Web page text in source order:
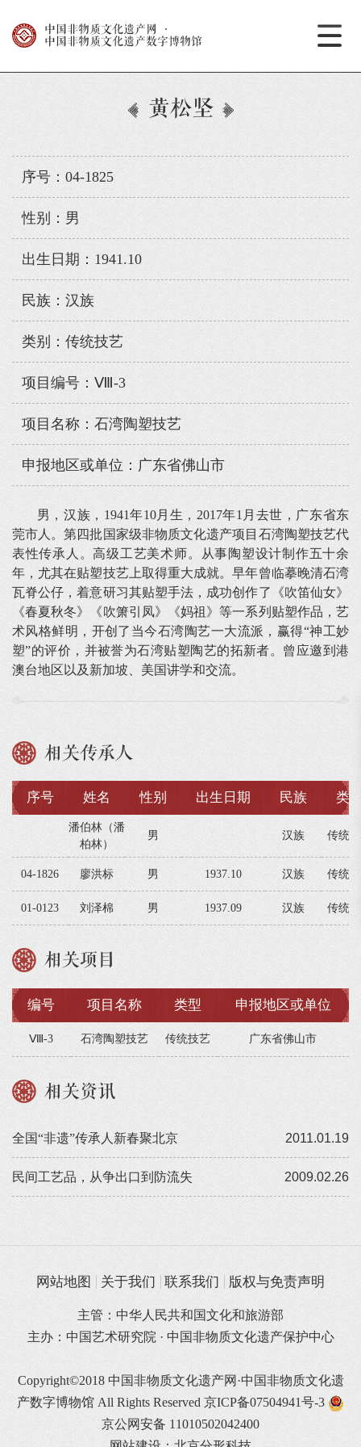
中国非物质文化遗产网
·
中国非物质文化遗产数字博物馆
黄松坚
序号：04-1825
性别：男
出生日期：1941.10
民族：汉族
类别：传统技艺
项目编号：Ⅷ-3
项目名称：石湾陶塑技艺
申报地区或单位：广东省佛山市
男，汉族，1941年10月生，2017年1月去世，广东省东
莞市人。第四批国家级非物质文化遗产项目石湾陶塑技艺代
表性传承人。高级工艺美术师。从事陶塑设计制作五十余
年，尤其在贴塑技艺上取得重大成就。早年曾临摹晚清石湾
瓦脊公仔，着意研习其贴塑手法，成功创作了《吹笛仙女》
《春夏秋冬》《吹箫引凤》《妈祖》等一系列贴塑作品，艺
术风格鲜明，开创了当今石湾陶艺一大流派，赢得“神工妙
塑”的评价，并被誉为石湾贴塑陶艺的拓新者。曾应邀到港
澳台地区以及新加坡、美国讲学和交流。
相关传承人
序号 姓名 性别 出生日期 民族 类
潘伯林（潘
柏林）
男 汉族 传统
04-1826 廖洪标 男 1937.10 汉族 传统
01-0123 刘泽棉 男 1937.09 汉族 传统
相关项目
编号 项目名称 类型 申报地区或单位
Ⅷ-3 石湾陶塑技艺 传统技艺 广东省佛山市
相关资讯
2011.01.19
全国“非遗”传承人新春聚北京
2009.02.26
民间工艺品，从争出口到防流失
网站地图 关于我们 联系我们 版权与免责声明
主管：中华人民共和国文化和旅游部
主办：中国艺术研究院 · 中国非物质文化遗产保护中心
Copyright©2018 中国非物质文化遗产网·中国非物质文化遗
产数字博物馆 All Rights Reserved 京ICP备07504941号-3
京公网安备 11010502042400